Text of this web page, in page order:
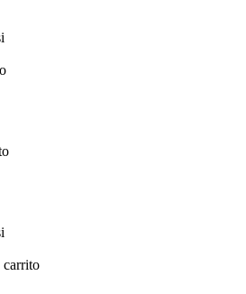
carrito